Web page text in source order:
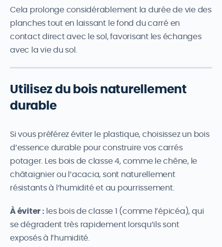
Cela prolonge considérablement la durée de vie des
planches tout en laissant le fond du carré en
contact direct avec le sol, favorisant les échanges
avec la vie du sol.
Utilisez du bois naturellement
durable
Si vous préférez éviter le plastique, choisissez un bois
d’essence durable pour construire vos carrés
potager. Les bois de classe 4, comme le chêne, le
châtaignier ou l’acacia, sont naturellement
résistants à l’humidité et au pourrissement.
À éviter : les bois de classe 1 (comme l’épicéa), qui
se dégradent très rapidement lorsqu’ils sont
exposés à l’humidité.